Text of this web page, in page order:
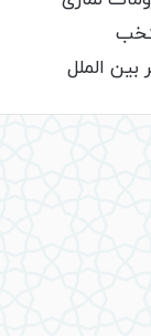
بین الملل